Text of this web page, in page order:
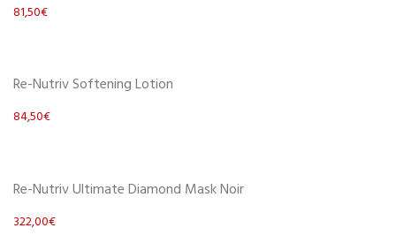
81,50€
Re-Nutriv Softening Lotion
84,50€
Re-Nutriv Ultimate Diamond Mask Noir
322,00€